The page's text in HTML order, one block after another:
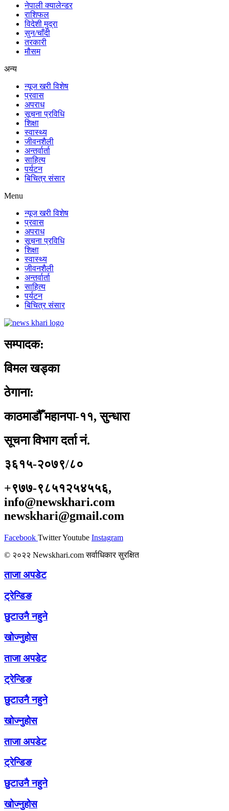
नेपाली क्यालेन्डर
राशिफल
विदेशी मुद्रा
सुन/चाँदी
तरकारी
मौसम
अन्य
न्यूज खरी विशेष
प्रवास
अपराध
सूचना प्रविधि
शिक्षा
स्वास्थ्य
जीवनशैली
अन्तर्वार्ता
साहित्य
पर्यटन
बिचित्र संसार
Menu
न्यूज खरी विशेष
प्रवास
अपराध
सूचना प्रविधि
शिक्षा
स्वास्थ्य
जीवनशैली
अन्तर्वार्ता
साहित्य
पर्यटन
बिचित्र संसार
सम्पादक:
विमल खड्का
ठेगाना:
काठमाडौँ महानपा-११, सुन्धारा
सूचना विभाग दर्ता नं.
३६१५-२०७९/८०
+९७७-९८५१२५४५५६,
info@newskhari.com
newskhari@gmail.com
Facebook TwitterYoutube Instagram
© २०२२ Newskhari.com सर्वाधिकार सुरक्षित
ताजा अपडेट
ट्रेन्डिङ
छुटाउनै नहुने
खोज्नुहोस
ताजा अपडेट
ट्रेन्डिङ
छुटाउनै नहुने
खोज्नुहोस
ताजा अपडेट
ट्रेन्डिङ
छुटाउनै नहुने
खोज्नुहोस